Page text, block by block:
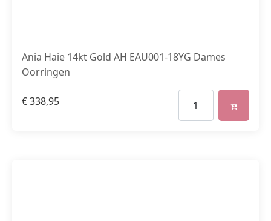
Ania Haie 14kt Gold AH EAU001-18YG Dames
Oorringen
€338,95